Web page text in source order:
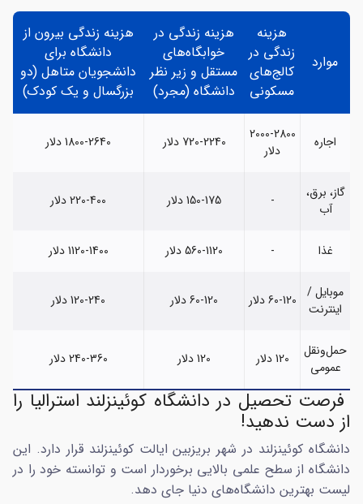
موارد
هزینه
زندگی در
کالج‌های
مسکونی
هزینه زندگی در
خوابگاه‌های
مستقل و زیر نظر
دانشگاه (مجرد)
هزینه زندگی بیرون از
دانشگاه برای
دانشجویان متاهل (دو
بزرگسال و یک کودک)
اجاره
2000-2800
دلار
720-2240 دلار 1800-2640 دلار
گاز، برق،
آب
- 150-175 دلار 220-400 دلار
غذا - 560-1120 دلار 1120-1400 دلار
موبایل /
اینترنت
60-120 دلار 60-120 دلار 120-240 دلار
حمل‌ونقل
عمومی
120 دلار 120 دلار 240-360 دلار
فرصت تحصیل در دانشگاه کوئینزلند استرالیا را
از دست ندهید!
دانشگاه کوئینزلند در شهر بریزبین ایالت کوئینزلند قرار دارد. این
دانشگاه از سطح علمی بالایی برخوردار است و توانسته خود را در
لیست بهترین دانشگاه‌های دنیا جای دهد.